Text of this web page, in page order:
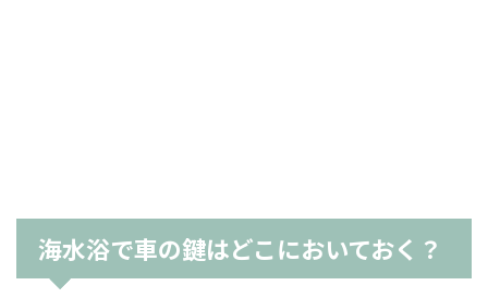
海水浴で車の鍵はどこにおいておく？